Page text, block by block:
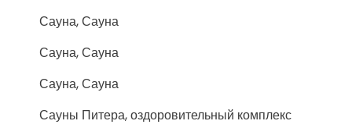
Сауна, Сауна
Сауна, Сауна
Сауна, Сауна
Сауны Питера, оздоровительный комплекс